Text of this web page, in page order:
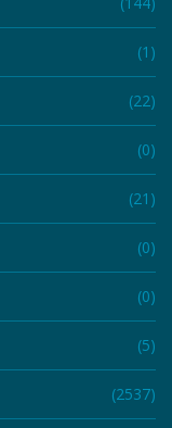
(1)
(22)
(0)
(21)
(0)
(0)
(5)
(2537)